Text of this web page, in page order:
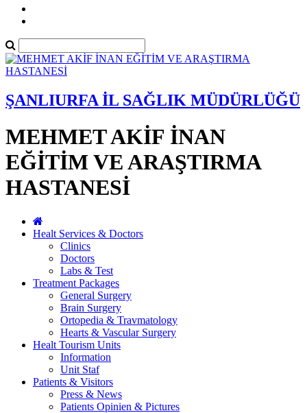
ŞANLIURFA İL SAĞLIK MÜDÜRLÜĞÜ
MEHMET AKİF İNAN
EĞİTİM VE ARAŞTIRMA
HASTANESİ
Healt Services & Doctors
Clinics
Doctors
Labs & Test
Treatment Packages
General Surgery
Brain Surgery
Ortopedia & Travmatology
Hearts & Vascular Surgery
Healt Tourism Units
Information
Unit Staf
Patients & Visitors
Press & News
Patients Opinien & Pictures